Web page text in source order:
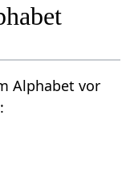
Alphabet vor